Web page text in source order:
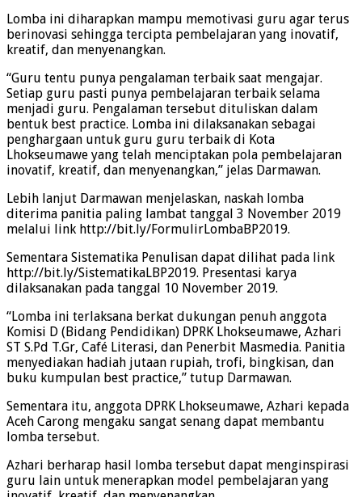
Lomba ini diharapkan mampu memotivasi guru agar terus
berinovasi sehingga tercipta pembelajaran yang inovatif,
kreatif, dan menyenangkan.
“Guru tentu punya pengalaman terbaik saat mengajar.
Setiap guru pasti punya pembelajaran terbaik selama
menjadi guru. Pengalaman tersebut dituliskan dalam
bentuk best practice. Lomba ini dilaksanakan sebagai
penghargaan untuk guru guru terbaik di Kota
Lhokseumawe yang telah menciptakan pola pembelajaran
inovatif, kreatif, dan menyenangkan,” jelas Darmawan.
Lebih lanjut Darmawan menjelaskan, naskah lomba
diterima panitia paling lambat tanggal 3 November 2019
melalui link http://bit.ly/FormulirLombaBP2019.
Sementara Sistematika Penulisan dapat dilihat pada link
http://bit.ly/SistematikaLBP2019. Presentasi karya
dilaksanakan pada tanggal 10 November 2019.
“Lomba ini terlaksana berkat dukungan penuh anggota
Komisi D (Bidang Pendidikan) DPRK Lhokseumawe, Azhari
ST S.Pd T.Gr, Café Literasi, dan Penerbit Masmedia. Panitia
menyediakan hadiah jutaan rupiah, trofi, bingkisan, dan
buku kumpulan best practice,” tutup Darmawan.
Sementara itu, anggota DPRK Lhokseumawe, Azhari kepada
Aceh Carong mengaku sangat senang dapat membantu
lomba tersebut.
Azhari berharap hasil lomba tersebut dapat menginspirasi
guru lain untuk menerapkan model pembelajaran yang